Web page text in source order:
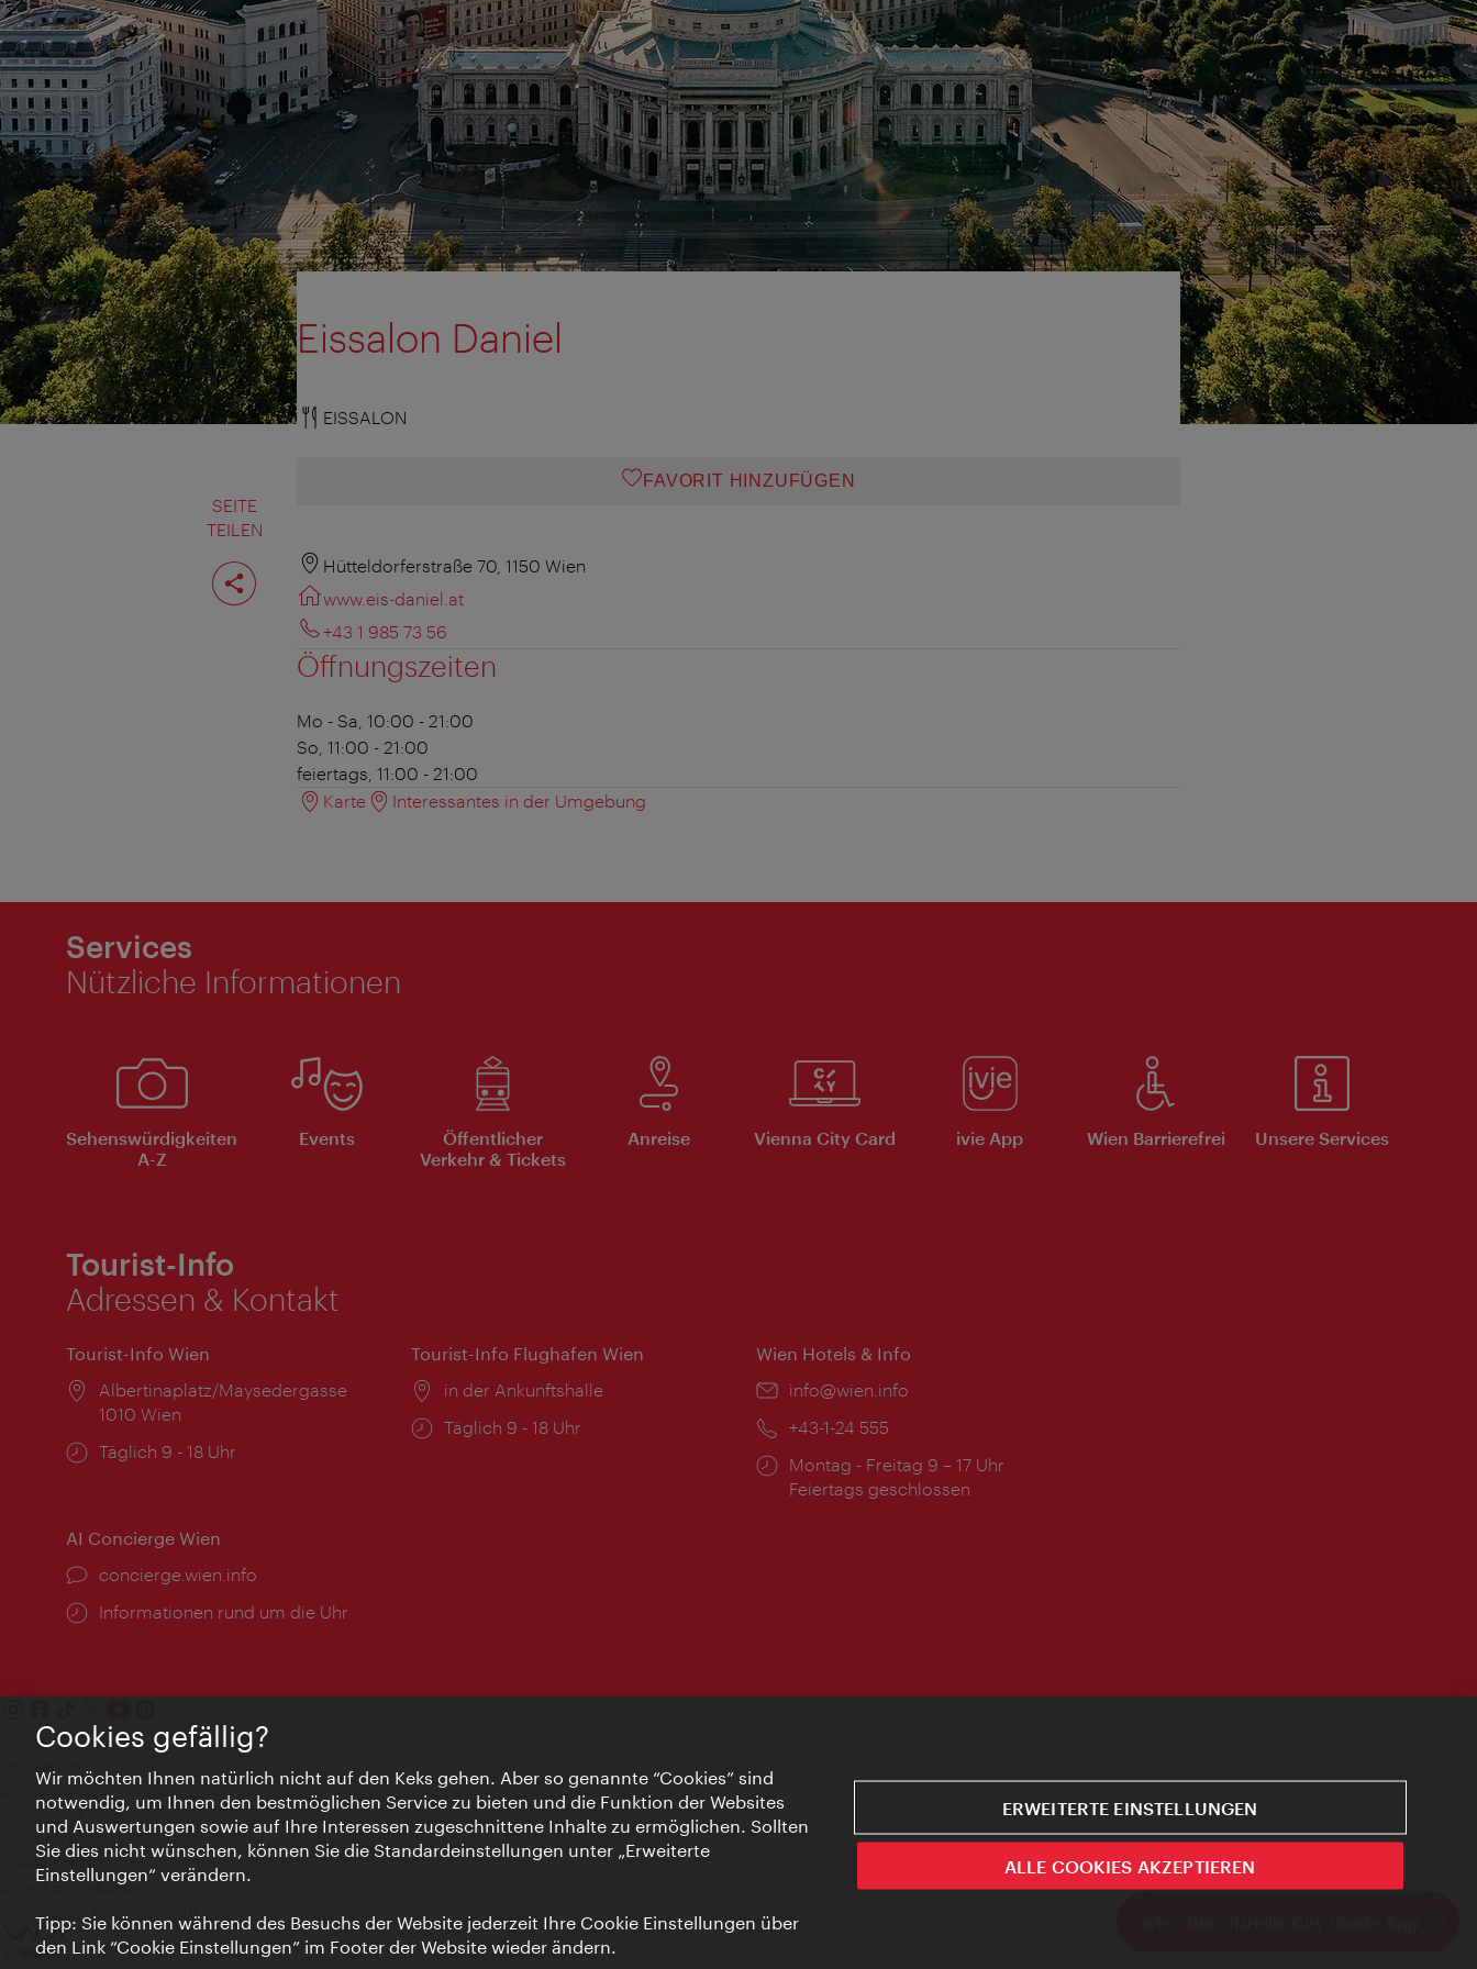
SEITE
TEILEN
Seite
teilen
Eissalon Daniel
EISSALON
FAVORIT HINZUFÜGEN
Hütteldorferstraße 70, 1150 Wien
www.eis-daniel.at
+43 1 985 73 56
Öffnungszeiten
Mo - Sa, 10:00 - 21:00
So, 11:00 - 21:00
feiertags, 11:00 - 21:00
Karte
Interessantes in der Umgebung
Services
Nützliche Informationen
Sehenswürdigkeiten
A-Z
Events
Öffentlicher
Verkehr & Tickets
Anreise Vienna City Card ivie App Wien Barrierefrei Unsere Services
Tourist-Info
Adressen & Kontakt
Tourist-Info Wien
Ort:
Albertinaplatz/Maysedergasse
1010 Wien
Öffnungszeiten:
Täglich 9 - 18 Uhr
Tourist-Info Flughafen Wien
Ort:
in der Ankunftshalle
Öffnungszeiten:
Täglich 9 - 18 Uhr
Wien Hotels & Info
Email:
info@wien.info
Telefon:
+43-1-24 555
Öffnungszeiten:
Montag - Freitag 9 – 17 Uhr
Feiertags geschlossen
AI Concierge Wien
Ort:
concierge.wien.info
Öffnungszeiten:
Informationen rund um die Uhr
Kontakt
Datenschutz
Nutzungsbedingungen
Barrierefreiheit
Presse-Kontakt
Cookie Einstellungen
Cookies gefällig?
Wir möchten Ihnen natürlich nicht auf den Keks gehen. Aber so genannte “Cookies” sind
notwendig, um Ihnen den bestmöglichen Service zu bieten und die Funktion der Websites
und Auswertungen sowie auf Ihre Interessen zugeschnittene Inhalte zu ermöglichen. Sollten
Sie dies nicht wünschen, können Sie die Standardeinstellungen unter „Erweiterte
Einstellungen“ verändern.
Tipp: Sie können während des Besuchs der Website jederzeit Ihre Cookie Einstellungen über
den Link “Cookie Einstellungen” im Footer der Website wieder ändern.
ERWEITERTE EINSTELLUNGEN
ALLE COOKIES AKZEPTIEREN